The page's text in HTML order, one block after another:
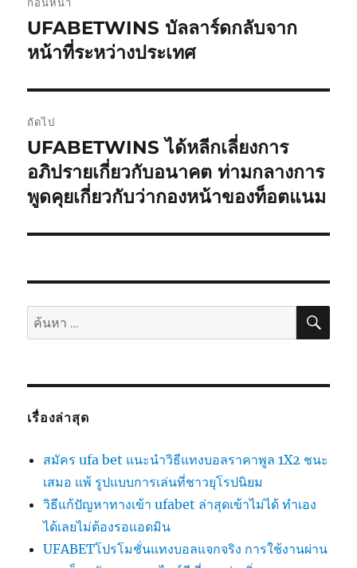
นำทาง
เรื่อง
เรื่อง
ก่อน
UFABETWINS บัลลาร์ดกลับจาก
หน้าที่ระหว่างประเทศ
ถัดไป
เรื่อง
ต่อ
ไป:
UFABETWINS ได้หลีกเลี่ยงการ
อภิปรายเกี่ยวกับอนาคต ท่ามกลางการ
พูดคุยเกี่ยวกับว่ากองหน้าของท็อตแนม
ค้นหา: ค้น
เรื่องล่าสุด
สมัคร ufa bet แนะนำวิธีแทงบอลราคาพูล 1X2 ชนะ
เสมอ แพ้ รูปแบบการเล่นที่ชาวยุโรปนิยม
วิธีแก้ปัญหาทางเข้า ufabet ล่าสุดเข้าไม่ได้ ทำเอง
ได้เลยไม่ต้องรอแอดมิน
UFABETโปรโมชั่นแทงบอลแจกจริง การใช้งานผ่าน